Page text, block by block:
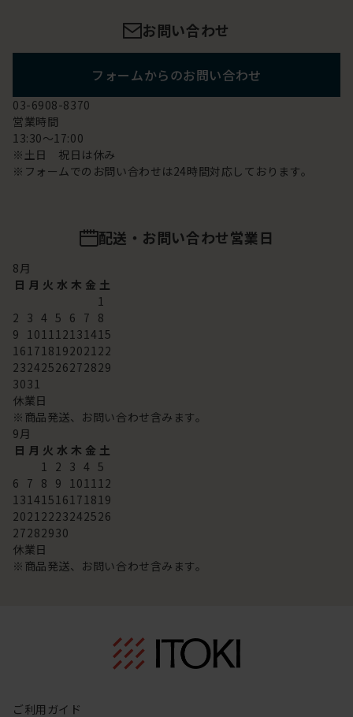
お問い合わせ
フォームからのお問い合わせ
03-6908-8370
営業時間
13:30～17:00
※土日 祝日は休み
※フォームでのお問い合わせは24時間対応しております。
配送・お問い合わせ営業日
8月
日 月 火 水 木 金 土
1
2 3 4 5 6 7 8
9 101112131415
16171819202122
23242526272829
3031
休業日
※商品発送、お問い合わせ含みます。
9月
日 月 火 水 木 金 土
1 2 3 4 5
6 7 8 9 101112
13141516171819
20212223242526
27282930
休業日
※商品発送、お問い合わせ含みます。
ご利用ガイド